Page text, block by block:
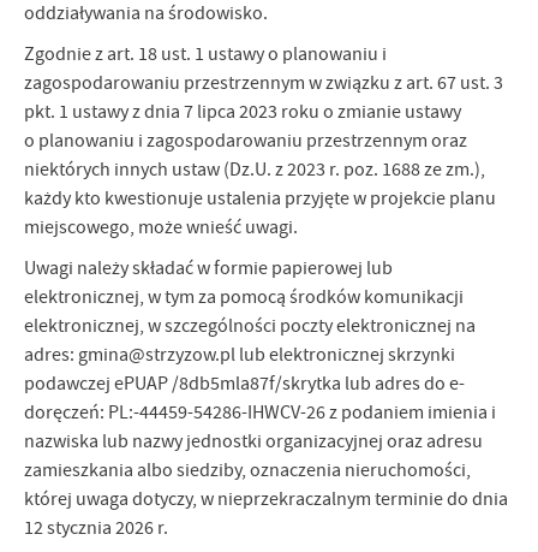
oddziaływania na środowisko.
Zgodnie z art. 18 ust. 1 ustawy o planowaniu i
zagospodarowaniu przestrzennym w związku z art. 67 ust. 3
pkt. 1 ustawy z dnia 7 lipca 2023 roku o zmianie ustawy
o planowaniu i zagospodarowaniu przestrzennym oraz
niektórych innych ustaw (Dz.U. z 2023 r. poz. 1688 ze zm.),
każdy kto kwestionuje ustalenia przyjęte w projekcie planu
miejscowego, może wnieść uwagi.
Uwagi należy składać w formie papierowej lub
elektronicznej, w tym za pomocą środków komunikacji
elektronicznej, w szczególności poczty elektronicznej na
adres: gmina@strzyzow.pl lub elektronicznej skrzynki
podawczej ePUAP /8db5mla87f/skrytka lub adres do e-
doręczeń: PL:-44459-54286-IHWCV-26 z podaniem imienia i
nazwiska lub nazwy jednostki organizacyjnej oraz adresu
zamieszkania albo siedziby, oznaczenia nieruchomości,
której uwaga dotyczy, w nieprzekraczalnym terminie do dnia
12 stycznia 2026 r.